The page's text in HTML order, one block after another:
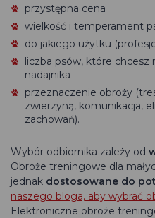
przystępna cena
wielkość i temperament
do jakiego użytku
liczba psów, które
nadajnika
przeznaczenie obroży
zwierzyną, komunikacja,
zachowań).
Wybór odbiornika zależy od
Obroże treningowe dla
jednak dostosowane do
naszego bloga, aby wybrać
Elektroniczne obroże